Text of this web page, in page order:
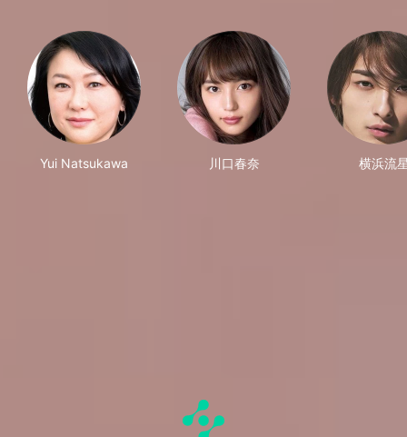
Yui Natsukawa 川口春奈 横浜流